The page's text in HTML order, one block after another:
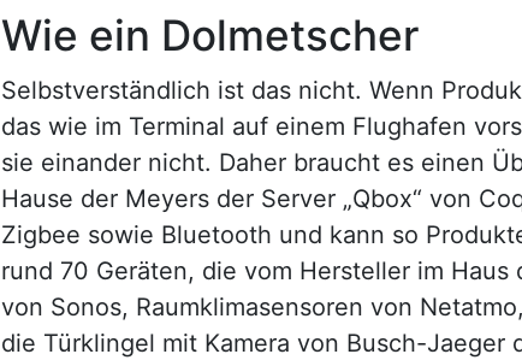
Wie ein Dolmetscher
Selbstverständlich ist das nicht. Wenn
das wie im Terminal auf einem Flughafen
sie einander nicht. Daher braucht es einen
Hause der Meyers der Server „Qbox“ von
Zigbee sowie Bluetooth und kann so
rund 70 Geräten, die vom Hersteller im
von Sonos, Raumklimasensoren von
die Türklingel mit Kamera von Busch-Jaeger